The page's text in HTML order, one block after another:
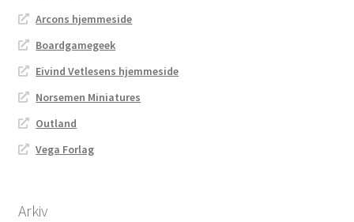
Arcons hjemmeside
Boardgamegeek
Eivind Vetlesens hjemmeside
Norsemen Miniatures
Outland
Vega Forlag
Arkiv